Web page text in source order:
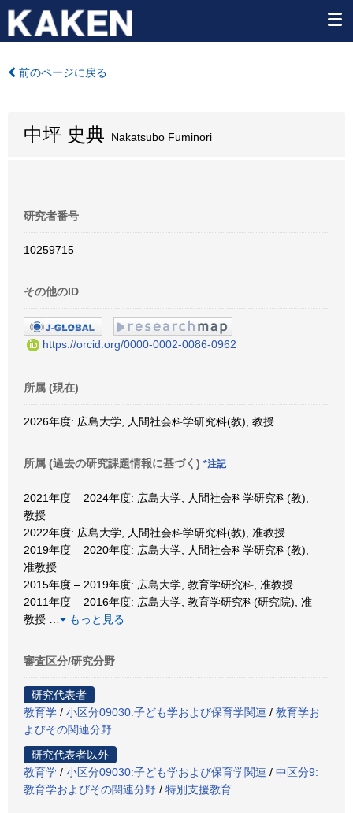
前のページに戻る
中坪 史典 Nakatsubo Fuminori
研究者番号
10259715
その他のID
https://orcid.org/0000-0002-0086-0962
所属 (現在)
2026年度: 広島大学, 人間社会科学研究科(教), 教授
所属 (過去の研究課題情報に基づく) *注記
2021年度 – 2024年度: 広島大学, 人間社会科学研究科(教),
教授
2022年度: 広島大学, 人間社会科学研究科(教), 准教授
2019年度 – 2020年度: 広島大学, 人間社会科学研究科(教),
准教授
2015年度 – 2019年度: 広島大学, 教育学研究科, 准教授
2011年度 – 2016年度: 広島大学, 教育学研究科(研究院), 准
教授
もっと見る
審査区分/研究分野
研究代表者
教育学 / 小区分09030:子ども学および保育学関連 / 教育学お
よびその関連分野
研究代表者以外
教育学 / 小区分09030:子ども学および保育学関連 / 中区分9:
教育学およびその関連分野 / 特別支援教育